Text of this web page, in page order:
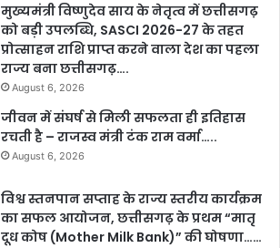
मुख्यमंत्री विष्णुदेव साय के नेतृत्व में छत्तीसगढ़
को बड़ी उपलब्धि, SASCI 2026-27 के तहत
प्रोत्साहन राशि प्राप्त करने वाला देश का पहला
राज्य बना छत्तीसगढ़….
August 6, 2026
जीवन में संघर्ष से मिली सफलता ही इतिहास
रचती है – राजस्व मंत्री टंक राम वर्मा…..
August 6, 2026
विश्व स्तनपान सप्ताह के राज्य स्तरीय कार्यक्रम
का सफल आयोजन, छत्तीसगढ़ के प्रथम “मातृ
दूध कोष (Mother Milk Bank)” की घोषणा……